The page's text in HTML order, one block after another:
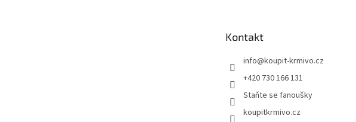
Kontakt
info@koupit-krmivo.cz
+420 730 166 131
Staňte se fanoušky
koupitkrmivo.cz